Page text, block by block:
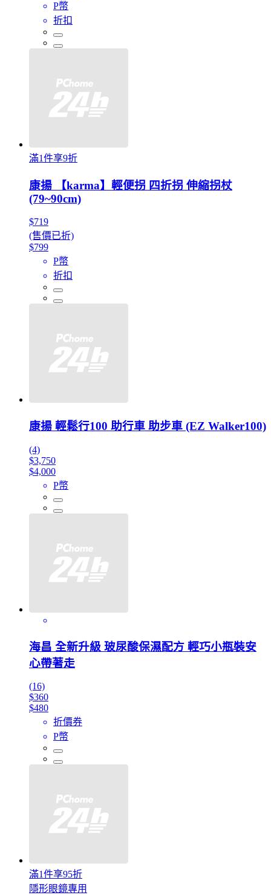
P幣
折扣
滿1件享9折
康揚 【karma】輕便拐 四折拐 伸縮拐杖
(79~90cm)
$719
(售價已折)
$799
P幣
折扣
康揚 輕鬆行100 助行車 助步車 (EZ Walker100)
(4)
$3,750
$4,000
P幣
海昌 全新升級 玻尿酸保濕配方 輕巧小瓶裝安
心帶著走
(16)
$360
$480
折價券
P幣
滿1件享95折
隱形眼鏡專用